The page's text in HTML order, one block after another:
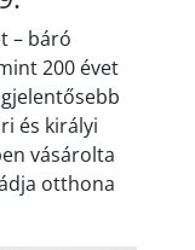
– báró
200 évet
és királyi
vásárolta
otthona